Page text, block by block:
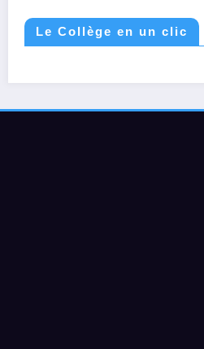
Le Collège en un clic